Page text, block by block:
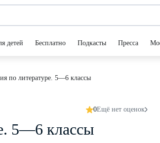
детей Бесплатно Подкасты Пресса
по литературе. 5—6 классы
0Ещё нет оценок
5—6 классы